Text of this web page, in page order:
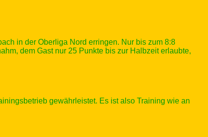
in der Oberliga Nord erringen. Nur bis zum 8:8
dem Gast nur 25 Punkte bis zur Halbzeit erlaubte,
gewährleistet. Es ist also Training wie an